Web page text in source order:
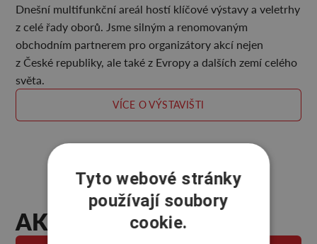
Dnešní multifunkční areál hostí klíčové výstavy a veletrhy
z celé řady oborů. Jsme silným a renomovaným
obchodním partnerem pro organizátory akcí nejen
z České republiky, ale také z Evropy a dalších zemí celého
světa.
VÍCE O VÝSTAVIŠTI
AKTUALITY
Tyto webové stránky
používají soubory
cookie.